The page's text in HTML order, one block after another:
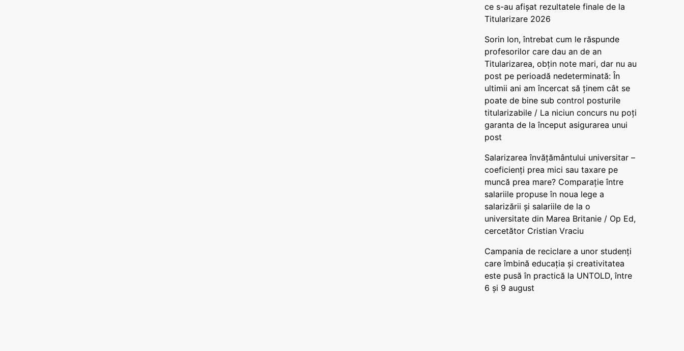
ce s-au afișat rezultatele finale de la
Titularizare 2026
Sorin Ion, întrebat cum le răspunde
profesorilor care dau an de an
Titularizarea, obțin note mari, dar nu au
post pe perioadă nedeterminată: În
ultimii ani am încercat să ținem cât se
poate de bine sub control posturile
titularizabile / La niciun concurs nu poți
garanta de la început asigurarea unui
post
Salarizarea învățământului universitar –
coeficienți prea mici sau taxare pe
muncă prea mare? Comparație între
salariile propuse în noua lege a
salarizării și salariile de la o
universitate din Marea Britanie / Op Ed,
cercetător Cristian Vraciu
Campania de reciclare a unor studenți
care îmbină educația și creativitatea
este pusă în practică la UNTOLD, între
6 și 9 august